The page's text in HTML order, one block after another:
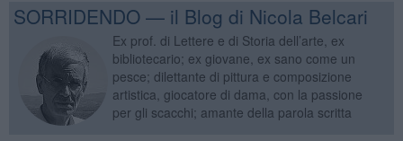
SORRIDENDO — il Blog di Nicola Belcari
Ex prof. di Lettere e di Storia dell’arte, ex
bibliotecario; ex giovane, ex sano come un
pesce; dilettante di pittura e composizione
artistica, giocatore di dama, con la passione
per gli scacchi; amante della parola scritta